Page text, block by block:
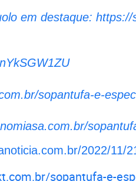
em destaque:
sopantufa-e-
2022/11/
sopantufa-e-